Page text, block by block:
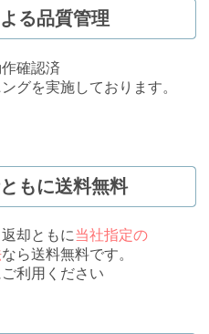
る品質管理
確認済
グを実施しております。
もに送料無料
却ともに当社指定の
なら送料無料です。
利用ください